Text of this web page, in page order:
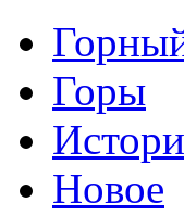
Горы
Новое